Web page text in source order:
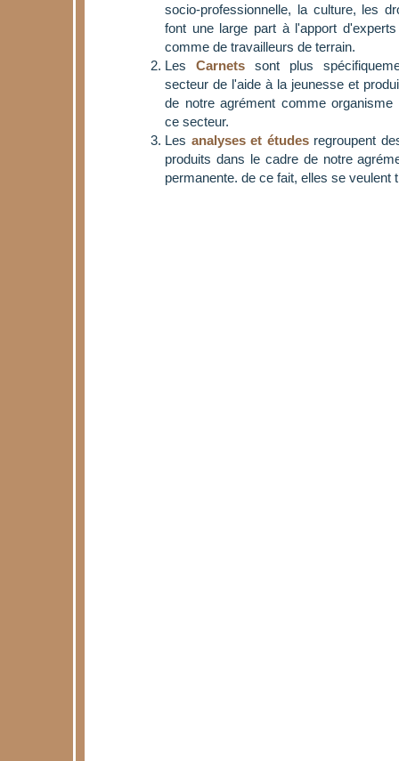
socio-professionnelle, la culture, les
font une large part à l'apport
comme de travailleurs de terrain.
Les Carnetssont plus
secteur de l'aide à la jeunesse et
de notre agrément comme organisme
ce secteur.
Les analyses et étudesregroupent
produits dans le cadre de notre
permanente. de ce fait, elles se veulent